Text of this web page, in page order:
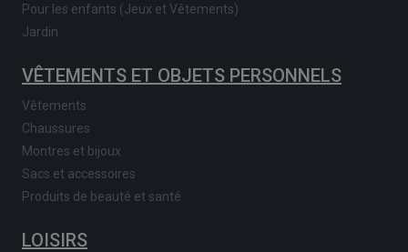
Pour les enfants (Jeux et Vêtements)
Jardin
VÊTEMENTS ET OBJETS PERSONNELS
Vêtements
Chaussures
Montres et bijoux
Sacs et accessoires
Produits de beauté et santé
LOISIRS